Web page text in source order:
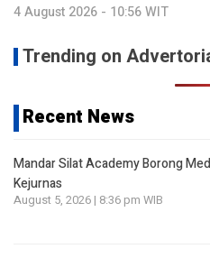
4 August 2026 - 10:56 WIT
Trending on
Recent News
Mandar Silat Academy Borong
Kejurnas
August 5, 2026 | 8:36 pm WIB